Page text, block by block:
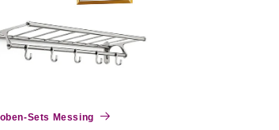
Sets Messing